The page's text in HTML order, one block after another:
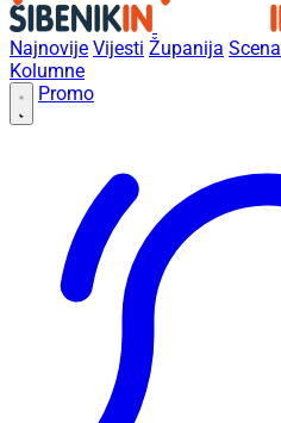
Najnovije Vijesti Županija Scena
Kolumne
Promo